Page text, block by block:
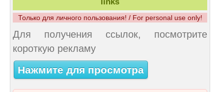
Только для личного пользования! / For personal use only!
Для получения ссылок, посмотрите
короткую рекламу
Нажмите для просмотра